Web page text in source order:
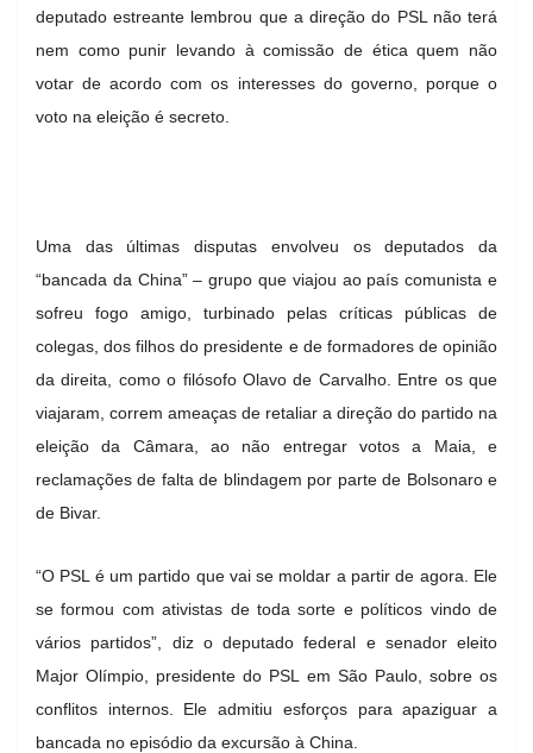
deputado estreante lembrou que a direção do PSL não terá
nem como punir levando à comissão de ética quem não
votar de acordo com os interesses do governo, porque o
voto na eleição é secreto.
Uma das últimas disputas envolveu os deputados da
“bancada da China” – grupo que viajou ao país comunista e
sofreu fogo amigo, turbinado pelas críticas públicas de
colegas, dos filhos do presidente e de formadores de opinião
da direita, como o filósofo Olavo de Carvalho. Entre os que
viajaram, correm ameaças de retaliar a direção do partido na
eleição da Câmara, ao não entregar votos a Maia, e
reclamações de falta de blindagem por parte de Bolsonaro e
de Bivar.
“O PSL é um partido que vai se moldar a partir de agora. Ele
se formou com ativistas de toda sorte e políticos vindo de
vários partidos”, diz o deputado federal e senador eleito
Major Olímpio, presidente do PSL em São Paulo, sobre os
conflitos internos. Ele admitiu esforços para apaziguar a
bancada no episódio da excursão à China.